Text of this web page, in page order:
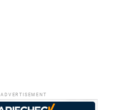
ADVERTISEMENT